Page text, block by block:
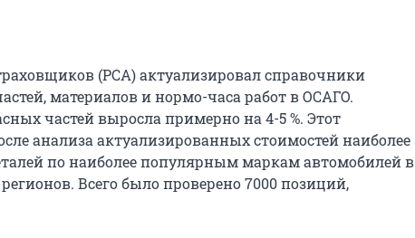
(РСА) актуализировал справочники
материалов и нормо-часа работ в ОСАГО.
частей выросла примерно на 4-5 %. Этот
анализа актуализированных стоимостей наиболее
по наиболее популярным маркам автомобилей в
Всего было проверено 7000 позиций,